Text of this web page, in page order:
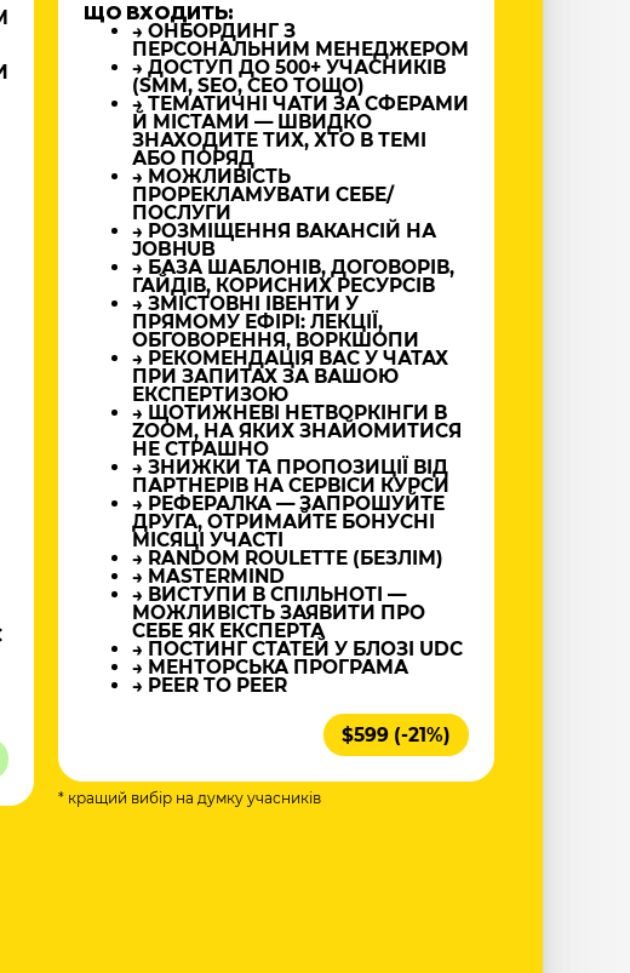
ЩО ВХОДИТЬ:
→ ОНБОРДИНГ З
ПЕРСОНАЛЬНИМ МЕНЕДЖЕРОМ
→ ДОСТУП ДО 500+ УЧАСНИКІВ
(SMM, SEO, CEO ТОЩО)
→ ТЕМАТИЧНІ ЧАТИ ЗА СФЕРАМИ
Й МІСТАМИ — ШВИДКО
ЗНАХОДИТЕ ТИХ, ХТО В ТЕМІ
АБО ПОРЯД
→ МОЖЛИВІСТЬ
ПРОРЕКЛАМУВАТИ СЕБЕ/
ПОСЛУГИ
→ РОЗМІЩЕННЯ ВАКАНСІЙ НА
JOBHUB
→ БАЗА ШАБЛОНІВ, ДОГОВОРІВ,
ГАЙДІВ, КОРИСНИХ РЕСУРСІВ
→ ЗМІСТОВНІ ІВЕНТИ У
ПРЯМОМУ ЕФІРІ: ЛЕКЦІЇ,
ОБГОВОРЕННЯ, ВОРКШОПИ
→ РЕКОМЕНДАЦІЯ ВАС У ЧАТАХ
ПРИ ЗАПИТАХ ЗА ВАШОЮ
ЕКСПЕРТИЗОЮ
→ ЩОТИЖНЕВІ НЕТВОРКІНГИ В
ZOOM, НА ЯКИХ ЗНАЙОМИТИСЯ
НЕ СТРАШНО
→ ЗНИЖКИ ТА ПРОПОЗИЦІЇ ВІД
ПАРТНЕРІВ НА СЕРВІСИ КУРСИ
→ РЕФЕРАЛКА — ЗАПРОШУЙТЕ
ДРУГА, ОТРИМАЙТЕ БОНУСНІ
МІСЯЦІ УЧАСТІ
→ RANDOM ROULETTE (БЕЗЛІМ)
→ MASTERMIND
→ ВИСТУПИ В СПІЛЬНОТІ —
МОЖЛИВІСТЬ ЗАЯВИТИ ПРО
СЕБЕ ЯК ЕКСПЕРТА
→ ПОСТИНГ СТАТЕЙ У БЛОЗІ UDC
→ МЕНТОРСЬКА ПРОГРАМА
→ PEER TO PEER
$599 (-21%)
* кращий вибір на думку учасників